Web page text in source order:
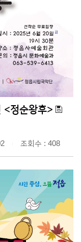
<정순왕후>
조회수 : 408